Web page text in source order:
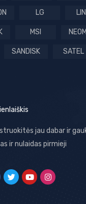
LG
MSI
SANDISK SATEL
jau dabar ir
ir nulaidas pirmieji